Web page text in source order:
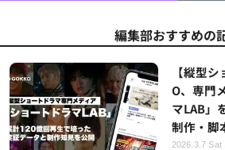
編集部おすすめの
【縦型
O、専門
マLAB」
制作・脚
2026.3.7 Sat